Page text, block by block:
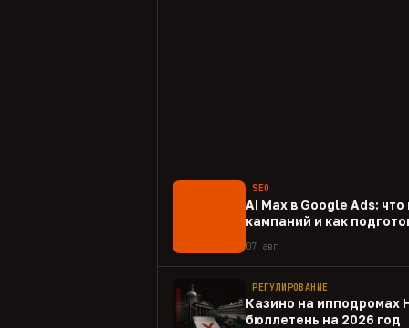
SEO
AI Max в Google Ads:
кампаний и как
07 авг
РЕГУЛИРОВАНИЕ
Казино на ипподромах
бюллетень на 2026 год